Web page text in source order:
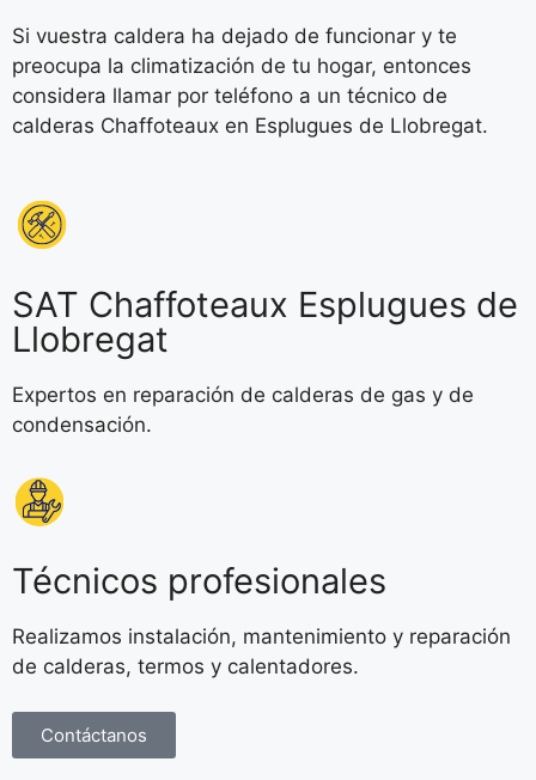
Si vuestra caldera ha dejado de funcionar y te
preocupa la climatización de tu hogar, entonces
considera llamar por teléfono a un técnico de
calderas Chaffoteaux en Esplugues de Llobregat.
SAT Chaffoteaux Esplugues de
Llobregat
Expertos en reparación de calderas de gas y de
condensación.
Técnicos profesionales
Realizamos instalación, mantenimiento y reparación
de calderas, termos y calentadores.
Contáctanos